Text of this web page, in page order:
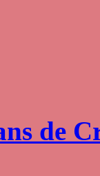
de